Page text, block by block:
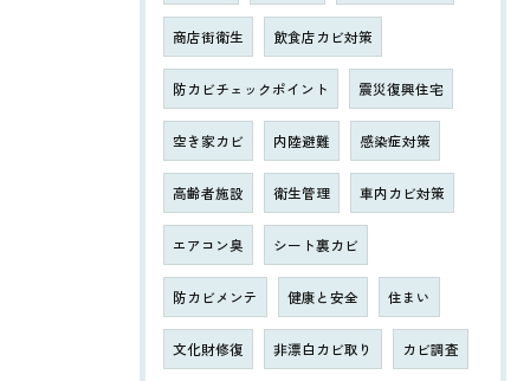
商店街衛生 飲食店カビ対策
防カビチェックポイント 震災復興住宅
空き家カビ 内陸避難 感染症対策
高齢者施設 衛生管理 車内カビ対策
エアコン臭 シート裏カビ
防カビメンテ 健康と安全 住まい
文化財修復 非漂白カビ取り カビ調査